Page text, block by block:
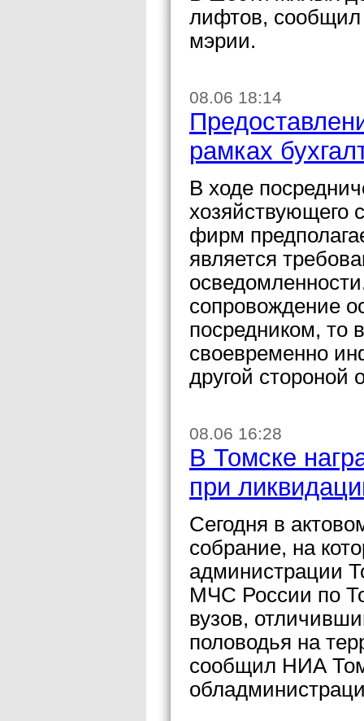
лифтов, сообщил
мэрии.
08.06 18:14
рамках
В ходе
хозяйствующего
фирм
является
сопровождение
посредником, то
своевременно
другой стороной
08.06 16:28
В Томске
при
Сегодня в
собрание, на
администрации
МЧС России по
вузов,
половодья на
сообщил НИА